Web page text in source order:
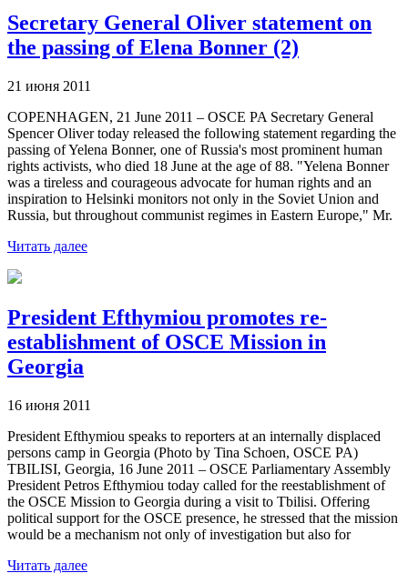
Secretary General Oliver statement on
the passing of Elena Bonner (2)
21 июня 2011
COPENHAGEN, 21 June 2011 – OSCE PA Secretary General
Spencer Oliver today released the following statement regarding the
passing of Yelena Bonner, one of Russia's most prominent human
rights activists, who died 18 June at the age of 88. "Yelena Bonner
was a tireless and courageous advocate for human rights and an
inspiration to Helsinki monitors not only in the Soviet Union and
Russia, but throughout communist regimes in Eastern Europe," Mr.
Читать далее
President Efthymiou promotes re-
establishment of OSCE Mission in
Georgia
16 июня 2011
President Efthymiou speaks to reporters at an internally displaced
persons camp in Georgia (Photo by Tina Schoen, OSCE PA)
TBILISI, Georgia, 16 June 2011 – OSCE Parliamentary Assembly
President Petros Efthymiou today called for the reestablishment of
the OSCE Mission to Georgia during a visit to Tbilisi. Offering
political support for the OSCE presence, he stressed that the mission
would be a mechanism not only of investigation but also for
Читать далее